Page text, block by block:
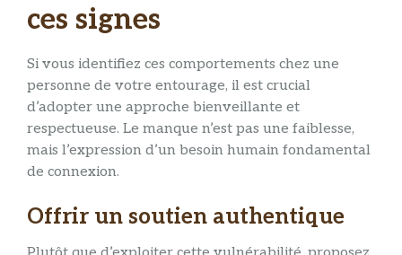
ces signes
Si vous identifiez ces comportements chez une
personne de votre entourage, il est crucial
d’adopter une approche bienveillante et
respectueuse. Le manque n’est pas une faiblesse,
mais l’expression d’un besoin humain fondamental
de connexion.
Offrir un soutien authentique